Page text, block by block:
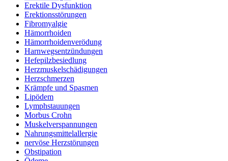
Erektile Dysfunktion
Erektionsstörungen
Fibromyalgie
Hämorrhoiden
Hämorrhoidenverödung
Harnwegsentzündungen
Hefepilzbesiedlung
Herzmuskelschädigungen
Herzschmerzen
Krämpfe und Spasmen
Lipödem
Lymphstauungen
Morbus Crohn
Muskelverspannungen
Nahrungsmittelallergie
nervöse Herzstörungen
Obstipation